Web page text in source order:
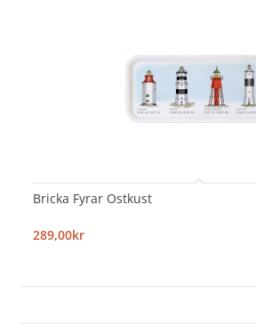
Bricka Fyrar Ostkust
289,00kr